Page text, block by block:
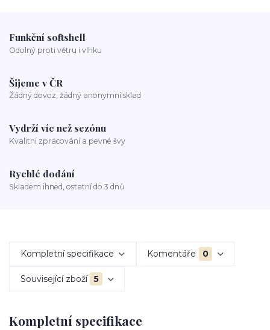
Funkční softshell
Odolný proti větru i vlhku
Šijeme v ČR
Žádný dovoz, žádný anonymní sklad
Vydrží víc než sezónu
Kvalitní zpracování a pevné švy
Rychlé dodání
Skladem ihned, ostatní do 3 dnů
Kompletní specifikace Komentáře 0
Související zboží 5
Kompletní specifikace